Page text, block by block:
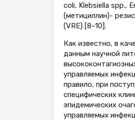
coli, Klebsiella spp.,
(метициллин)-
(VRE) [8–10].
Как известно, в
данным научной
управляемых
правило, при
специфических
эпидемических
управляемых